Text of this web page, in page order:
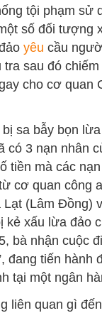
tội phạm sử
số đối tượng
yêu cầu
sau đó
cho cơ quan
sa bẫy bọn
3 nạn nhân
tiền mà các
cơ quan công
(Lâm Đồng)
kẻ xấu lừa đảo
bà nhận cuộc
đang tiến hành
tại một ngân
liên quan gì